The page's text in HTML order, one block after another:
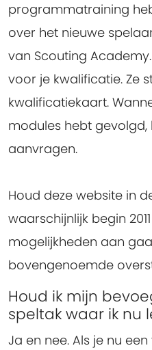
programmatraining
over het nieuwe
van Scouting
voor je kwalificatie. Ze
kwalificatiekaart.
modules hebt gevolgd,
aanvragen.
Houd deze website in
waarschijnlijk begin
mogelijkheden aan
bovengenoemde
Houd ik mijn
speltak waar ik nu
Ja en nee. Als je nu